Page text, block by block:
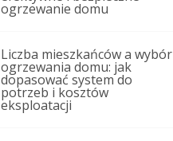
ogrzewanie domu
Liczba mieszkańców a wybór
ogrzewania domu: jak
dopasować system do
potrzeb i kosztów
eksploatacji